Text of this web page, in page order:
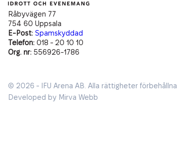
Boende
Lediga tjänster
IFU Sommarläger
Råbyvägen 77
754 60 Uppsala
E-Post:Spamskyddad
Telefon:018 - 20 10 10
Org. nr: 556926-1786
© 2026 - IFU Arena AB. Alla rättigheter förbehållna
Developed by Mirva Webb